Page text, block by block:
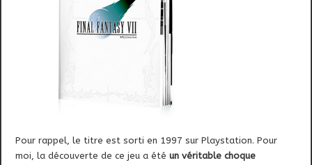
Pour rappel, le titre est sorti en 1997 sur Playstation. Pour
moi, la découverte de ce jeu a étéun véritable choque